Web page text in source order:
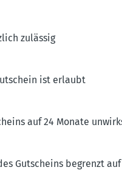
zulässig
ist erlaubt
auf 24 Monate
Gutscheins begrenzt